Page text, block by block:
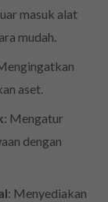
masuk alat
mudah.
aset.
: Mengatur
dengan
: Menyediakan